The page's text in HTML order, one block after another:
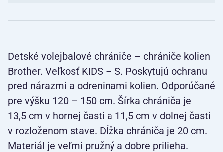
Detské volejbalové chrániče – chrániče kolien
Brother. Veľkosť KIDS – S. Poskytujú ochranu
pred nárazmi a odreninami kolien. Odporúčané
pre výšku 120 – 150 cm. Šírka chrániča je
13,5 cm v hornej časti a 11,5 cm v dolnej časti
v rozloženom stave. Dĺžka chrániča je 20 cm.
Materiál je veľmi pružný a dobre prilieha.